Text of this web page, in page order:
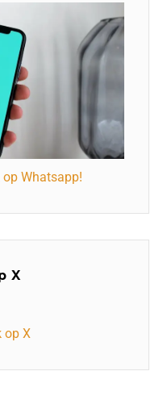
Whatsapp!
X
op X